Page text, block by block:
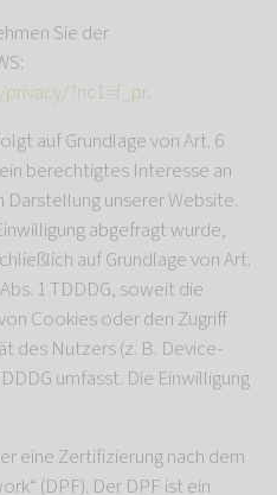
Sie der
?nc1=f_pr.
auf Grundlage von Art. 6
ein berechtigtes Interesse an
unserer Website.
abgefragt wurde,
auf Grundlage von Art.
1 TDDDG, soweit die
Cookies oder den Zugriff
des Nutzers (z. B. Device-
umfasst. Die Einwilligung
eine Zertifizierung nach dem
(DPF). Der DPF ist ein